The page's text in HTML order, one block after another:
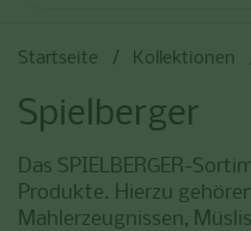
Startseite / Kollektionen
Spielberger
Das SPIELBERGER-
Produkte. Hierzu
Mahlerzeugnissen,